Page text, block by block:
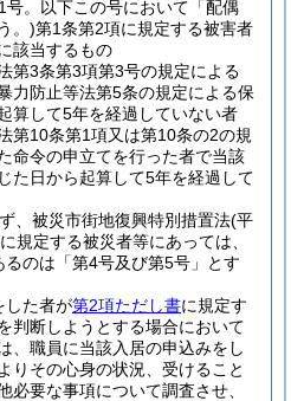
号。以下この号において「配偶
。)第1条第2項に規定する被害者
該当するもの
第3条第3項第3号の規定による
力防止等法第5条の規定による保
算して5年を経過していない者
第10条第1項又は第10条の2の規
命令の申立てを行った者で当該
た日から起算して5年を経過して
、被災市街地復興特別措置法(平
規定する被災者等にあっては、
のは「第4号及び第5号」とす
した者が第2項ただし書に規定す
判断しようとする場合において
、職員に当該入居の申込みをし
りその心身の状況、受けること
必要な事項について調査させ、